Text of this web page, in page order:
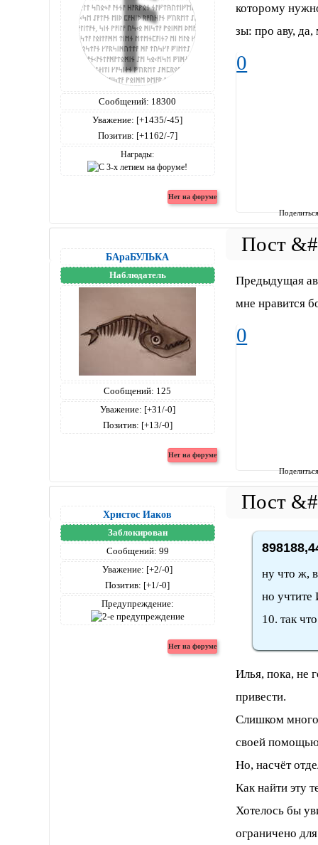
Сообщений: 18300
Уважение: [+1435/-45]
Позитив: [+1162/-7]
Награды:
которому
зы: про аву,
0
БАраБУЛЬКА
Наблюдатель
Сообщений: 125
Уважение: [+31/-0]
Позитив: [+13/-0]
Предыдущая
мне нравится
0
Христос Иаков
Заблокирован
Сообщений: 99
Уважение: [+2/-0]
Позитив: [+1/-0]
Предупреждение:
ну что ж,
но учтите
10. так
Илья, пока, не
привести.
Слишком
своей
Но, насчёт
Как найти эту
Хотелось бы
ограничено